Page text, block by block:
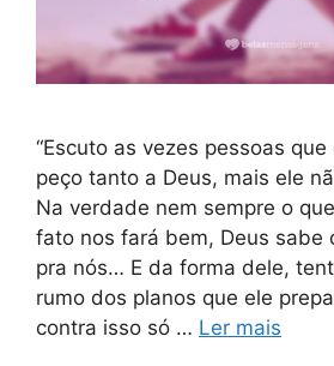
“Escuto as vezes pessoas que
peço tanto a Deus, mais ele
Na verdade nem sempre o
fato nos fará bem, Deus sabe
pra nós… E da forma dele,
rumo dos planos que ele
contra isso só … Ler mais